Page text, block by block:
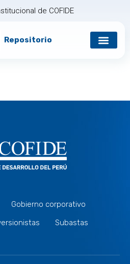
de COFIDE
Repositorio
Gobierno corporativo
Subastas